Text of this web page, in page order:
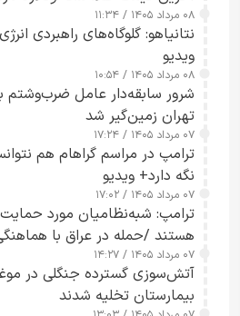
۰۸ مرداد ۱۴۰۵ / ۱۱:۳۴
نتانیاهو: گلوگاه‌های راهبردی
ویدیو
۰۸ مرداد ۱۴۰۵ / ۱۰:۵۴
شرور سابقه‌دار عامل ضرب‌وشتم
تهران زمین‌گیر شد
۰۷ مرداد ۱۴۰۵ / ۱۷:۲۴
ترامپ در مراسم گراهام هم
نگه دارد+ ویدیو
۰۷ مرداد ۱۴۰۵ / ۱۷:۰۲
ترامپ: شبه‌نظامیان مورد
هستند /حمله در عراق با
۰۷ مرداد ۱۴۰۵ / ۱۴:۲۷
آتش‌سوزی گسترده جنگلی در
بیمارستان تخلیه شدند